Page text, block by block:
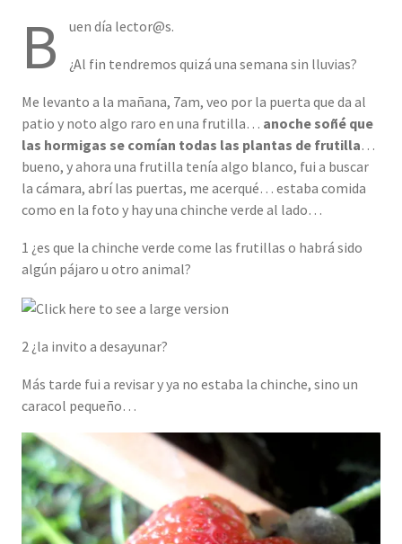
B uen día lector@s.
¿Al fin tendremos quizá una semana sin lluvias?
Me levanto a la mañana, 7am, veo por la puerta que da al
patio y noto algo raro en una frutilla… anoche soñé que
las hormigas se comían todas las plantas de frutilla…
bueno, y ahora una frutilla tenía algo blanco, fui a buscar
la cámara, abrí las puertas, me acerqué… estaba comida
como en la foto y hay una chinche verde al lado…
1 ¿es que la chinche verde come las frutillas o habrá sido
algún pájaro u otro animal?
2 ¿la invito a desayunar?
Más tarde fui a revisar y ya no estaba la chinche, sino un
caracol pequeño…